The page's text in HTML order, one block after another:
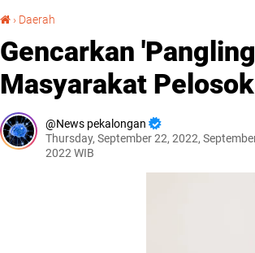
› Daerah
Gencarkan
Masyarakat Pelosok
News pekalongan
Thursday, September 22, 2022,
2022 WIB